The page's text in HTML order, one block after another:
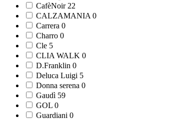
CafèNoir 22
CALZAMANIA 0
Carrera 0
Charro 0
Cle 5
CLIA WALK 0
D.Franklin 0
Deluca Luigi 5
Donna serena 0
Gaudì 59
GOL 0
Guardiani 0